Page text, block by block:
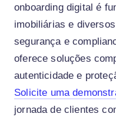
onboarding digital é
imobiliárias e
segurança e
oferece soluções
autenticidade e
Solicite uma
jornada de clientes